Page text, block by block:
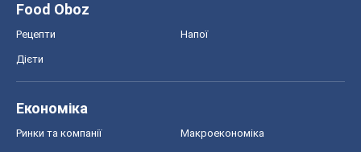
Food Oboz
Рецепти Напої
Дієти
Економіка
Ринки та компанії Макроекономіка